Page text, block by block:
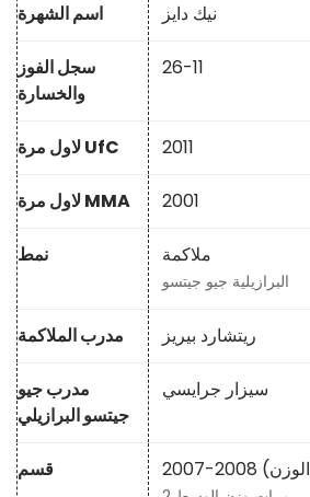
اسم الشهرة نيك دايز
سجل الفوز
والخسارة
26-11
لاول مرة UfC 2011
لاول مرة MMA 2001
نمط ملاكمة
البرازيلية جيو جيتسو
مدرب الملاكمة ريتشارد بيريز
مدرب جيو
جيتسو البرازيلي
سيزار جرايسي
قسم